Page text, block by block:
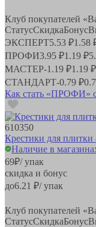
Клуб покупателей
СтатусСкидкаБонус
ЭКСПЕРТ5.53 ₽1.58
ПРОФИ3.95 ₽1.19 ₽
МАСТЕР-1.19 ₽1.19 ₽
СТАНДАРТ-0.79 ₽
Как стать «ПРОФИ»
610350
Крестики для
Наличие в
69₽/ упак
скидка и бонус
до6.21 ₽/ упак
Клуб покупателей
СтатусСкидкаБонус